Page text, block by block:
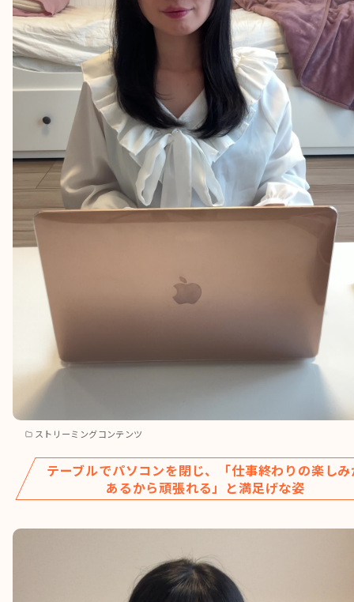
ストリーミングコンテンツ
テーブルでパソコンを閉じ、「仕事終わりの楽し
あるから頑張れる」と満足げな姿